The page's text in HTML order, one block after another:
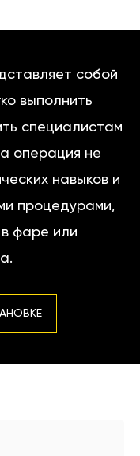
собой
выполнить
специалистам
операция не
навыков и
процедурами,
фаре или